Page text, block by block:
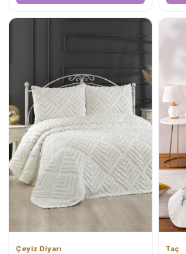
Çeyiz Diyarı Taç